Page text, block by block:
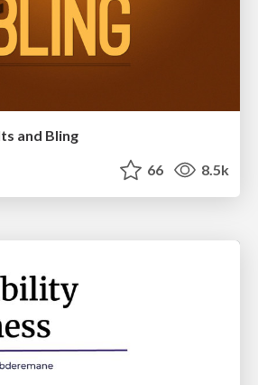
and Bling
66 8.5k